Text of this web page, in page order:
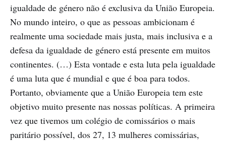
igualdade de género não é exclusiva da União Europeia.
No mundo inteiro, o que as pessoas ambicionam é
realmente uma sociedade mais justa, mais inclusiva e a
defesa da igualdade de género está presente em muitos
continentes. (…) Esta vontade e esta luta pela igualdade
é uma luta que é mundial e que é boa para todos.
Portanto, obviamente que a União Europeia tem este
objetivo muito presente nas nossas políticas. A primeira
vez que tivemos um colégio de comissários o mais
paritário possível, dos 27, 13 mulheres comissárias,